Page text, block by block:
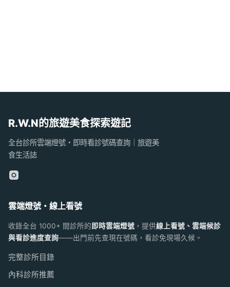
R.W.N的旅遊美食探索遊記
全台診所雲端燈號・即時看診號碼查詢｜旅遊美
食生活誌
雲端燈號・線上看號
收錄全台 1000+ 間診所的 即時雲端燈號 ，提供線上看號、雲端候診
與看診進度查詢——出門前先查現在號碼，看診免現場久候。
完整診所目錄
內科診所推薦